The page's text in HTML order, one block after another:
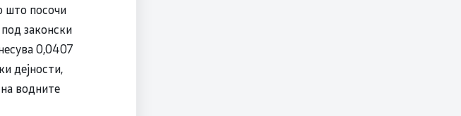
што посочи
законски
0,0407
дејности,
водните